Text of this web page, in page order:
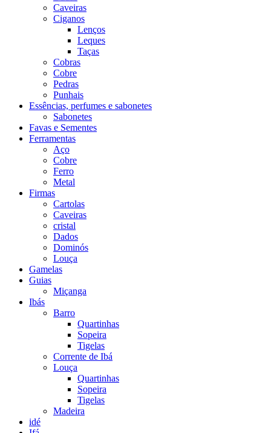
Caveiras
Ciganos
Lenços
Leques
Taças
Cobras
Cobre
Pedras
Punhais
Essências, perfumes e sabonetes
Sabonetes
Favas e Sementes
Ferramentas
Aço
Cobre
Ferro
Metal
Firmas
Cartolas
Caveiras
cristal
Dados
Dominós
Louça
Gamelas
Guias
Miçanga
Ibás
Barro
Quartinhas
Sopeira
Tigelas
Corrente de Ibá
Louça
Quartinhas
Sopeira
Tigelas
Madeira
idé